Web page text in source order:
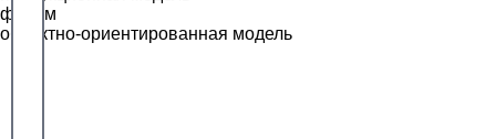
фрейм
объектно-ориентированная модель